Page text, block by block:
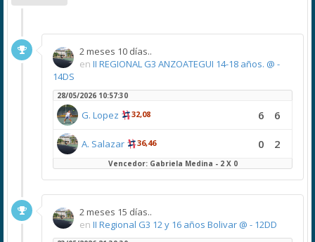
2 meses 10 días..
en II REGIONAL G3 ANZOATEGUI 14-18 años. @ -
14DS
28/05/2026 10:57:30
G. Lopez 32,08 6 6
A. Salazar 36,46 0 2
Vencedor: Gabriela Medina - 2 X 0
2 meses 15 días..
en II Regional G3 12 y 16 años Bolivar @ - 12DD